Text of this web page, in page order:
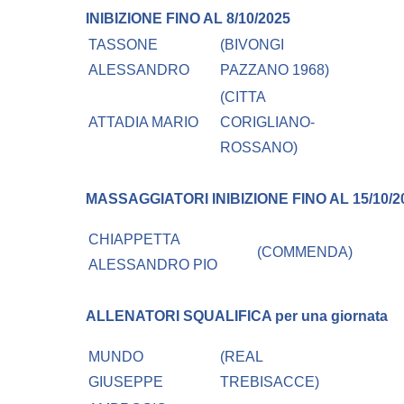
INIBIZIONE FINO AL 8/10/2025
TASSONE
ALESSANDRO
(BIVONGI
PAZZANO 1968)
ATTADIA MARIO
(CITTA
CORIGLIANO-
ROSSANO)
MASSAGGIATORI INIBIZIONE FINO AL 15/10/
CHIAPPETTA
ALESSANDRO PIO
(COMMENDA)
ALLENATORI SQUALIFICA per una giornata
MUNDO
GIUSEPPE
(REAL
TREBISACCE)